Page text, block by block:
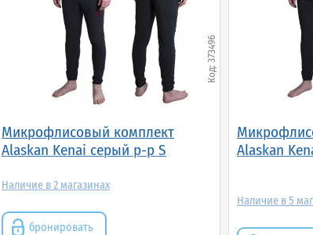
Микрофлисовый комплект
Alaskan Kenai серый р-р S
373496
2
бронировать
Alaskan
5